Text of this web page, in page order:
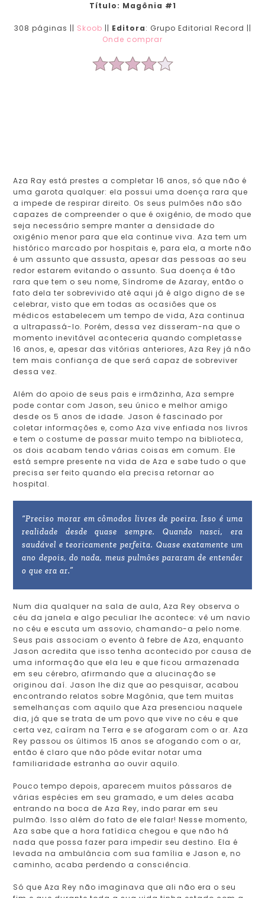
Título: Magônia #1
308 páginas || Skoob || Editora: Grupo Editorial Record ||
Onde comprar
Aza Ray está prestes a completar 16 anos, só que não é
uma garota qualquer: ela possui uma doença rara que
a impede de respirar direito. Os seus pulmões não são
capazes de compreender o que é oxigênio, de modo que
seja necessário sempre manter a densidade do
oxigênio menor para que ela continue viva. Aza tem um
histórico marcado por hospitais e, para ela, a morte não
é um assunto que assusta, apesar das pessoas ao seu
redor estarem evitando o assunto. Sua doença é tão
rara que tem o seu nome, Síndrome de Azaray, então o
fato dela ter sobrevivido até aqui já é algo digno de se
celebrar, visto que em todas as ocasiões que os
médicos estabelecem um tempo de vida, Aza continua
a ultrapassá-lo. Porém, dessa vez disseram-na que o
momento inevitável aconteceria quando completasse
16 anos, e, apesar das vitórias anteriores, Aza Rey já não
tem mais confiança de que será capaz de sobreviver
dessa vez.
Além do apoio de seus pais e irmãzinha, Aza sempre
pode contar com Jason, seu único e melhor amigo
desde os 5 anos de idade. Jason é fascinado por
coletar informações e, como Aza vive enfiada nos livros
e tem o costume de passar muito tempo na biblioteca,
os dois acabam tendo várias coisas em comum. Ele
está sempre presente na vida de Aza e sabe tudo o que
precisa ser feito quando ela precisa retornar ao
hospital.
“Preciso morar em cômodos livres de poeira. Isso é uma
realidade desde quase sempre. Quando nasci, era
saudável e teoricamente perfeita. Quase exatamente um
ano depois, do nada, meus pulmões pararam de entender
o que era ar.”
Num dia qualquer na sala de aula, Aza Rey observa o
céu da janela e algo peculiar lhe acontece: vê um navio
no céu e escuta um assovio, chamando-a pelo nome.
Seus pais associam o evento à febre de Aza, enquanto
Jason acredita que isso tenha acontecido por causa de
uma informação que ela leu e que ficou armazenada
em seu cérebro, afirmando que a alucinação se
originou daí. Jason lhe diz que ao pesquisar, acabou
encontrando relatos sobre Magônia, que tem muitas
semelhanças com aquilo que Aza presenciou naquele
dia, já que se trata de um povo que vive no céu e que
certa vez, caíram na Terra e se afogaram com o ar. Aza
Rey passou os últimos 15 anos se afogando com o ar,
então é claro que não pôde evitar notar uma
familiaridade estranha ao ouvir aquilo.
Pouco tempo depois, aparecem muitos pássaros de
várias espécies em seu gramado, e um deles acaba
entrando na boca de Aza Rey, indo parar em seu
pulmão. Isso além do fato de ele falar! Nesse momento,
Aza sabe que a hora fatídica chegou e que não há
nada que possa fazer para impedir seu destino. Ela é
levada na ambulância com sua família e Jason e, no
caminho, acaba perdendo a consciência.
Só que Aza Rey não imaginava que ali não era o seu